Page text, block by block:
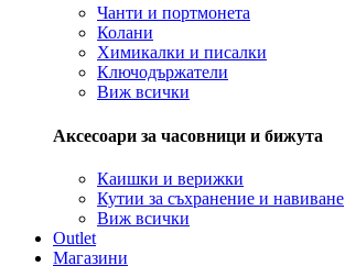
Чанти и портмонета
Колани
Химикалки и писалки
Ключодържатели
Виж всички
Аксесоари за часовници и бижута
Каишки и верижки
Кутии за съхранение и навиване
Виж всички
Outlet
Магазини